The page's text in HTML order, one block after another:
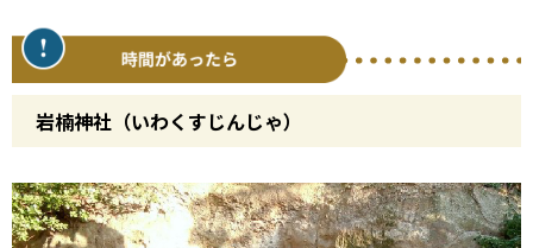
岩楠神社（いわくすじんじゃ）